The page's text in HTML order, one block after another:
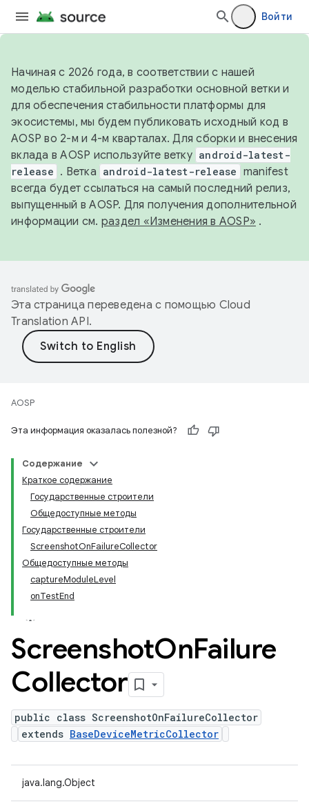
Войти
Начиная с 2026 года, в соответствии с нашей
моделью стабильной разработки основной ветки и
для обеспечения стабильности платформы для
экосистемы, мы будем публиковать исходный код в
AOSP во 2-м и 4-м кварталах. Для сборки и внесения
вклада в AOSP используйте ветку android-latest-
release . Ветка android-latest-release manifest
всегда будет ссылаться на самый последний релиз,
выпущенный в AOSP. Для получения дополнительной
информации см. раздел «Изменения в AOSP» .
Эта страница переведена с помощью Cloud
Translation API.
AOSP
Эта информация оказалась полезной?
Содержание
Краткое содержание
Государственные строители
Общедоступные методы
Государственные строители
ScreenshotOnFailureCollector
Общедоступные методы
captureModuleLevel
onTestEnd
ScreenshotOnFailure
Collector
public class ScreenshotOnFailureCollector
extends BaseDeviceMetricCollector
java.lang.Object